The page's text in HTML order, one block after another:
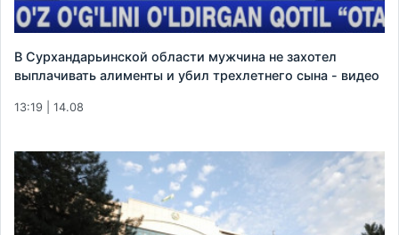
В Сурхандарьинской области мужчина не захотел
выплачивать алименты и убил трехлетнего сына - видео
13:19 | 14.08